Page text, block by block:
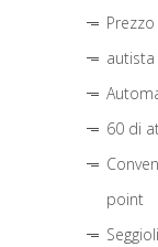
autista
60 di
point